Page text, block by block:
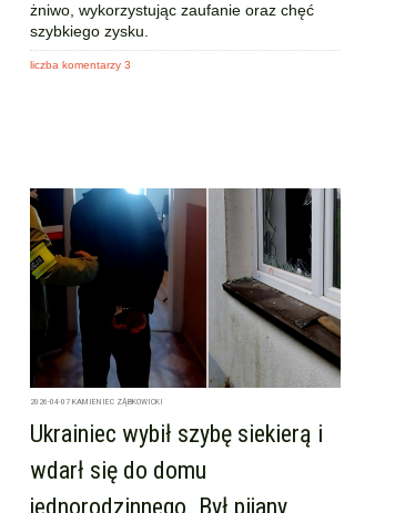
żniwo, wykorzystując zaufanie oraz chęć
szybkiego zysku.
liczba komentarzy 3
2026-04-07 KAMIENIEC ZĄBKOWICKI
Ukrainiec wybił szybę siekierą i
wdarł się do domu
jednorodzinnego. Był pijany